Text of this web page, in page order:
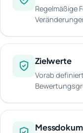
Regelmäßige
Zielwerte
Vorab